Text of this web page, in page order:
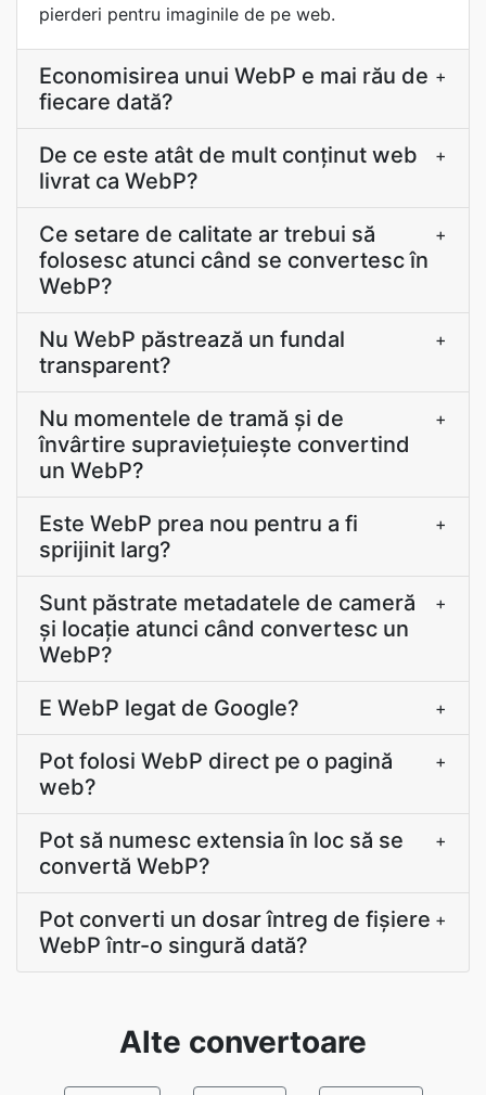
pierderi pentru imaginile de pe web.
Economisirea unui WebP e mai rău de
fiecare dată?
+
De ce este atât de mult conținut web
livrat ca WebP?
+
Ce setare de calitate ar trebui să
folosesc atunci când se convertesc în
WebP?
+
Nu WebP păstrează un fundal
transparent?
+
Nu momentele de tramă și de
învârtire supraviețuiește convertind
un WebP?
+
Este WebP prea nou pentru a fi
sprijinit larg?
+
Sunt păstrate metadatele de cameră
și locație atunci când convertesc un
WebP?
+
E WebP legat de Google? +
Pot folosi WebP direct pe o pagină
web?
+
Pot să numesc extensia în loc să se
convertă WebP?
+
Pot converti un dosar întreg de fișiere
WebP într-o singură dată?
+
Alte convertoare